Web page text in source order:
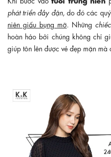
phát triển đầy đặn, do đó các
niên giấu bụng mỡ . Những
hoàn hảo bởi chúng không chỉ
giúp tôn lên được vẻ đẹp mặn mà